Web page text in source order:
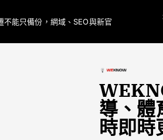
能只備份，網域、SEO與新官
翁曉玲喊
導、體
時即時